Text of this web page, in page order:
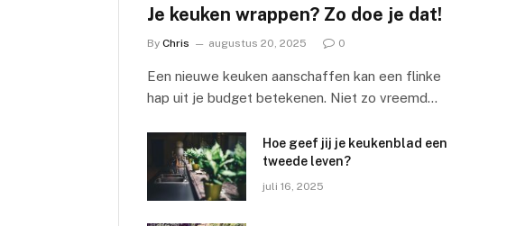
Je keuken wrappen? Zo doe je dat!
By Chris augustus 20, 2025 0
Een nieuwe keuken aanschaffen kan een flinke
hap uit je budget betekenen. Niet zo vreemd…
Hoe geef jij je keukenblad een
tweede leven?
juli 16, 2025